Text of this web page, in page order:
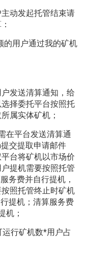
动发起托管结束请
用户通过我的矿机
发送清算通知，给
择委托平台按照托
属实体矿机；
在平台发送清算通
交提取申请邮件
台将矿机以市场价
提机需要按照托管
务费并自行提机，
照托管终止时矿机
提机；清算服务费
机；
行矿机数*用户占